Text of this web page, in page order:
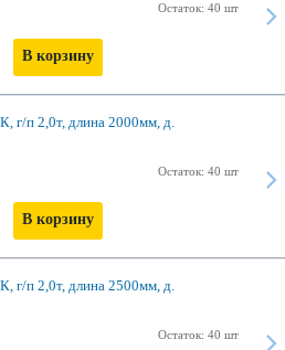
Остаток: 40 шт
В корзину
г/п 2,0т, длина 2000мм, д.
Остаток: 40 шт
В корзину
г/п 2,0т, длина 2500мм, д.
Остаток: 40 шт